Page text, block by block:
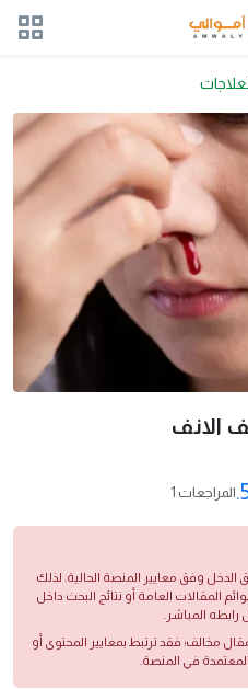
1 المراجعات
وفق معايير المنصة الحالية. لذلك
المقالات العامة أو نتائج البحث داخل
المباشر.
مخالف؛ فقد ترتبط بمعايير المحتوى أو
في المنصة.